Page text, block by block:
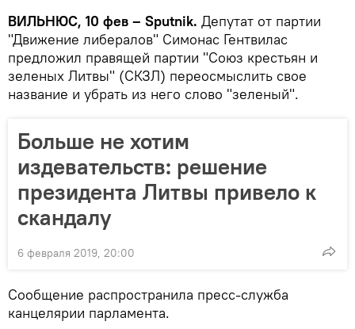
ВИЛЬНЮС, 10 фев – Sputnik. Депутат от партии
"Движение либералов" Симонас Гентвилас
предложил правящей партии "Союз крестьян и
зеленых Литвы" (СКЗЛ) переосмыслить свое
название и убрать из него слово "зеленый".
Больше не хотим
издевательств: решение
президента Литвы привело к
скандалу
6 февраля 2019, 20:00
Сообщение распространила пресс-служба
канцелярии парламента.